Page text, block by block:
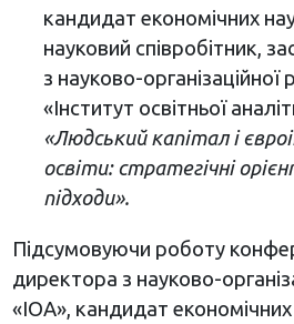
кандидат економічних
науковий співробітник,
з науково-
«Інститут освітньої
«Людський капітал і
освіти: стратегічні
підходи».
Підсумовуючи роботу
директора з науково-
«ІОА», кандидат